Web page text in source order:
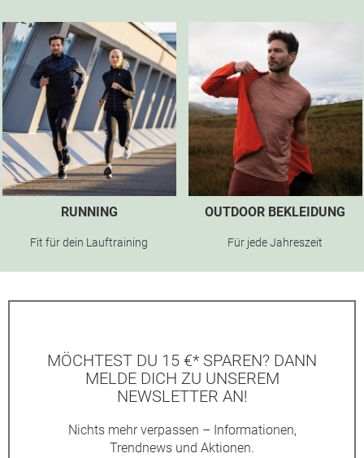
RUNNING
Fit für dein Lauftraining
OUTDOOR BEKLEIDUNG
Für jede Jahreszeit
MÖCHTEST DU 15 €* SPAREN? DANN
MELDE DICH ZU UNSEREM
NEWSLETTER AN!
Nichts mehr verpassen – Informationen,
Trendnews und Aktionen.